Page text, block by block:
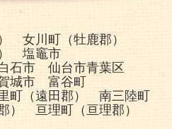
女川町（牡鹿郡）
塩竈市
石市 仙台市青葉区
城市 富谷町
（遠田郡） 南三陸町
） 亘理町（亘理郡）